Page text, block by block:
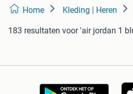
Home Kleding | Heren
183 resultaten voor 'air jordan 1